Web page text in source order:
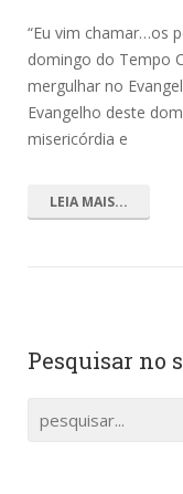
“Eu vim chamar…os
domingo do Tempo
mergulhar no
Evangelho deste
misericórdia e
LEIA MAIS...
Pesquisar no